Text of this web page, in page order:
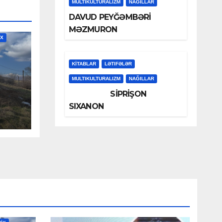
MULTIKULTURALIZM NAĞILLAR
DAVUD PEYĞƏMBƏRİ
MƏZMURON
KİTABLAR LƏTIFƏLƏR
MULTIKULTURALIZM NAĞILLAR
SİPRİŞON
SIXANON